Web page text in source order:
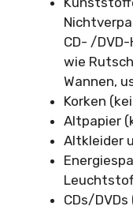
CD- /
wie
Wannen,
Korken
Altpapier
Altkleider
CDs/DVDs